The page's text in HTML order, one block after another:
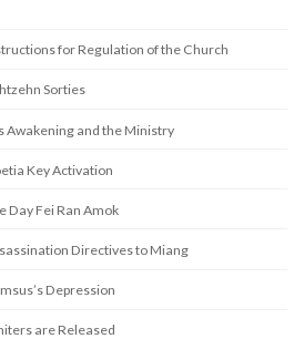
for Regulation of the Church
Sorties
Awakening and the Ministry
Key Activation
Day Fei Ran Amok
Directives to Miang
Depression
are Released